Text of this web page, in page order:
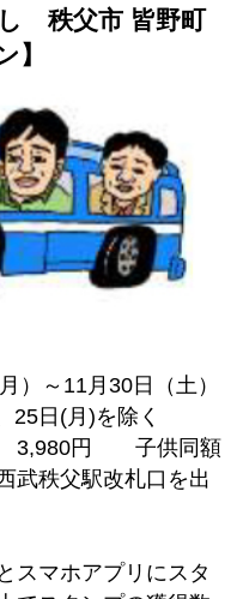
秩父市 皆野町
】
）～11月30日（土）
(月)を除く
3,980円 子供同額
秩父駅改札口を出
スマホアプリにスタ